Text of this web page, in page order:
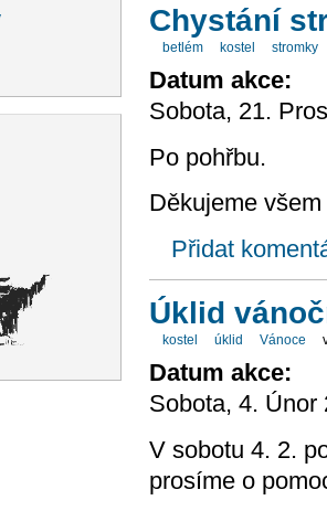
Chystání
betlém kostel stromky
Datum akce:
Sobota, 21.
Po pohřbu.
Děkujeme
Přidat
Úklid
kostel úklid Vánoce
Datum akce:
Sobota, 4. Únor
V sobotu 4. 2.
prosíme o